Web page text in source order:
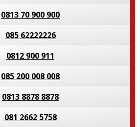
0813 70 900 900
085 62222226
0812 900 911
085 200 008 008
0813 8878 8878
081 2662 5758